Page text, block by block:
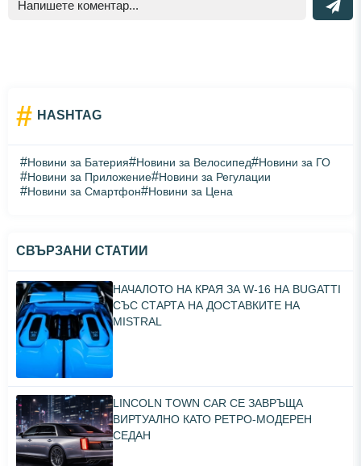
# HASHTAG
#Новини за Батерия#Новини за Велосипед#Новини за ГО
#Новини за Приложение#Новини за Регулации
#Новини за Смартфон#Новини за Цена
СВЪРЗАНИ СТАТИИ
НАЧАЛОТО НА КРАЯ ЗА W-16 НА BUGATTI
СЪС СТАРТА НА ДОСТАВКИТЕ НА
MISTRAL
LINCOLN TOWN CAR СЕ ЗАВРЪЩА
ВИРТУАЛНО КАТО РЕТРО-МОДЕРЕН
СЕДАН